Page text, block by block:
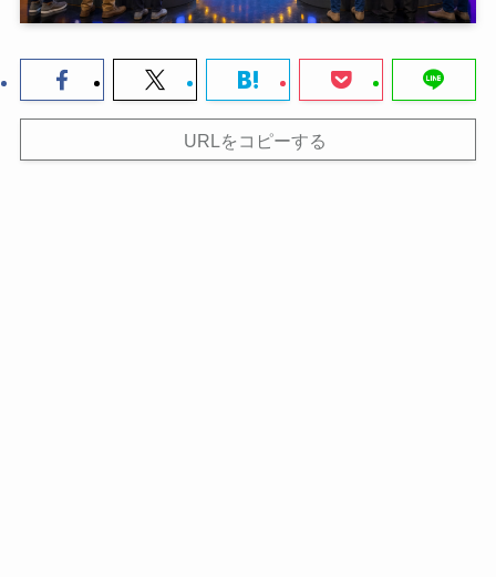
URLをコピーする